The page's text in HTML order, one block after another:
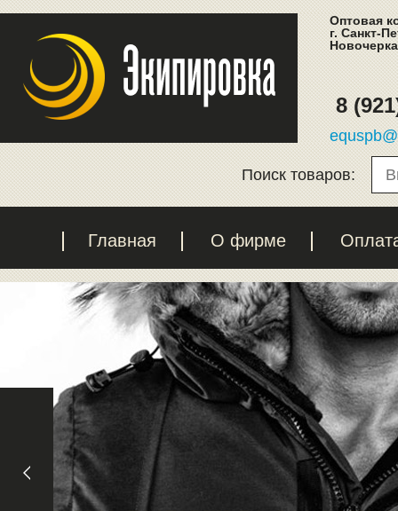
Оптовая
г. Санкт-
8
Поиск товаров:
Главная О фирме